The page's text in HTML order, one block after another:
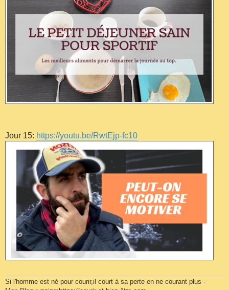
Jour 15: https://youtu.be/RwtEjp-fc10
Si l'homme est né pour courir,il court à sa perte en ne courant plus -